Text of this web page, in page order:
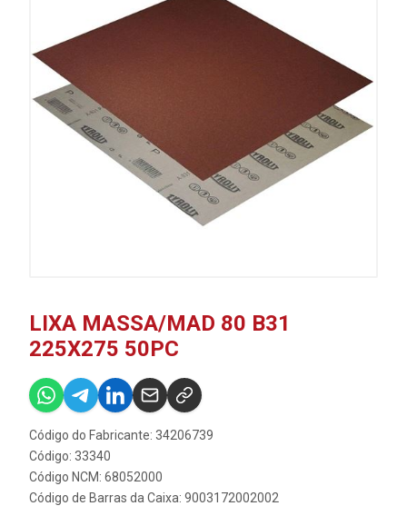
LIXA MASSA/MAD 80 B31
225X275 50PC
Código do Fabricante: 34206739
Código: 33340
Código NCM: 68052000
Código de Barras da Caixa: 9003172002002